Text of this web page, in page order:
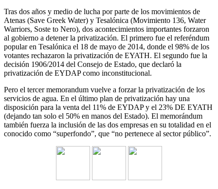
Tras dos años y medio de lucha por parte de los movimientos de
Atenas (Save Greek Water) y Tesalónica (Movimiento 136, Water
Warriors, Soste to Nero), dos acontecimientos importantes forzaron
al gobierno a detener la privatización. El primero fue el referéndum
popular en Tesalónica el 18 de mayo de 2014, donde el 98% de los
votantes rechazaron la privatización de EYATH. El segundo fue la
decisión 1906/2014 del Consejo de Estado, que declaró la
privatización de EYDAP como inconstitucional.
Pero el tercer memorandum vuelve a forzar la privatización de los
servicios de agua. En el último plan de privatización hay una
disposición para la venta del 11% de EYDAP y el 23% DE EYATH
(dejando tan solo el 50% en manos del Estado). El memorándum
también fuerza la inclusión de las dos empresas en su totalidad en el
conocido como “superfondo”, que “no pertenece al sector público”.